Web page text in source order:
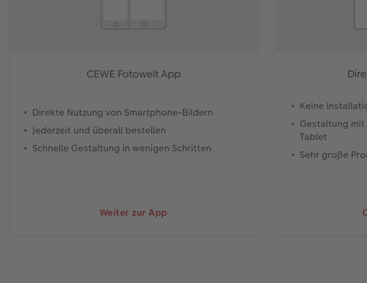
CEWE Fotowelt App
Direkte Nutzung von Smartphone-Bildern
Jederzeit und überall bestellen
Schnelle Gestaltung in wenigen Schritten
Weiter zur App
Keine
Gestaltung
Tablet
Sehr große